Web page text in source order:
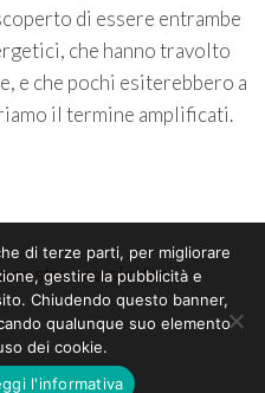
di essere entrambe
che hanno travolto
e che pochi esiterebbero a
il termine amplificati.
nostra newsletter
di terze parti, per migliorare
gestire la pubblicità e
Chiudendo questo banner,
qualunque suo elemento
dei cookie.
l'informativa